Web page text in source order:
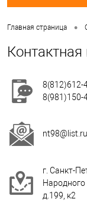
Главная страница •
8(812)612-
8(981)150-
nt98@list.ru
г. Санкт-
Народного
д.199, к2